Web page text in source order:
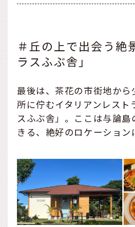
＃丘の上で出会う絶
ラスふぶ舎」
最後は、茶花の市街地か
所に佇むイタリアンレスト
スふぶ舎」。ここは与論
きる、絶好のロケーション